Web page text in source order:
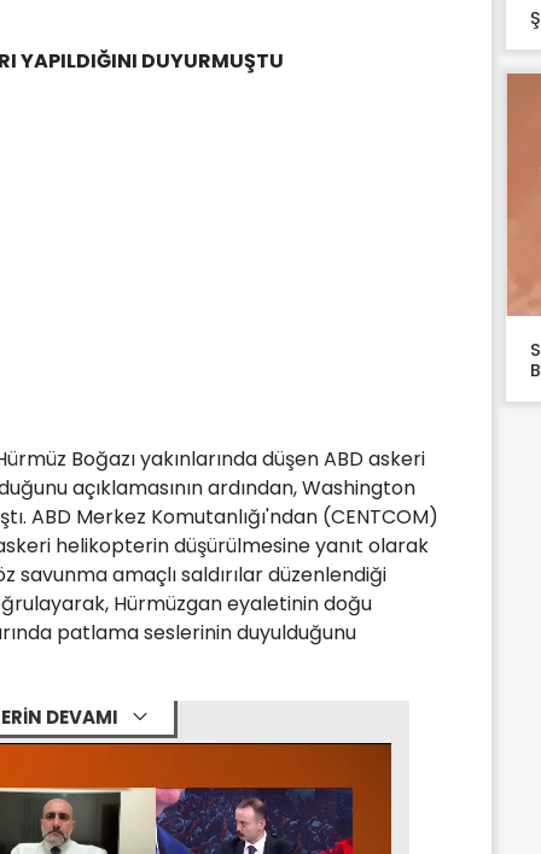
YAPILDIĞINI DUYURMUŞTU
Boğazı yakınlarında düşen ABD askeri
açıklamasının ardından, Washington
ABD Merkez Komutanlığı'ndan (CENTCOM)
helikopterin düşürülmesine yanıt olarak
savunma amaçlı saldırılar düzenlendiği
Hürmüzgan eyaletinin doğu
patlama seslerinin duyulduğunu
DEVAMI